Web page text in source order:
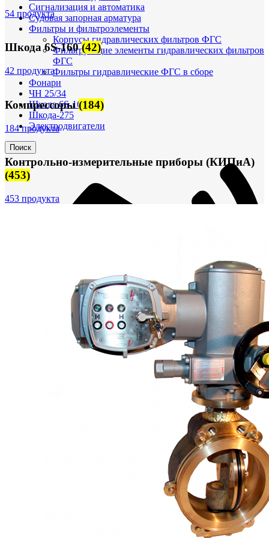
Сигнализация и автоматика
Судовая запорная арматура
Фильтры и фильтроэлементы
Корпусы гидравлических фильтров ФГС
Фильтрующие элементы гидравлических фильтров
ФГС
Фильтры гидравлические ФГС в сборе
Фонари
ЧН 25/34
Шкода 6S-160
Шкода-275
Электродвигатели
Поиск
54 продукта
Шкода 6S-160(42)
42 продукта
Компрессоры(184)
184 продукта
Контрольно-измерительные приборы (КИПиА)
(453)
453 продукта